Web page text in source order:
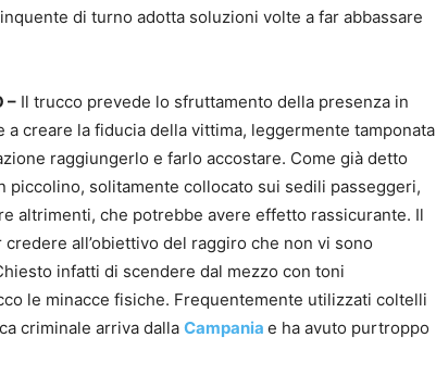
di turno adotta soluzioni volte a far abbassare
– Il trucco prevede lo sfruttamento della presenza in
a creare la fiducia della vittima, leggermente tamponata
raggiungerlo e farlo accostare. Come già detto
piccolino, solitamente collocato sui sedili passeggeri,
altrimenti, che potrebbe avere effetto rassicurante. Il
all’obiettivo del raggiro che non vi sono
infatti di scendere dal mezzo con toni
le minacce fisiche. Frequentemente utilizzati coltelli
criminale arriva dalla Campania e ha avuto purtroppo